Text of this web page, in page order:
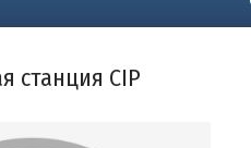
станция CIP